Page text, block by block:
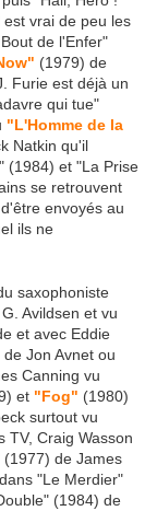
vrai de peu les
de l'Enfer"
(1979) de
Furie est déjà un
qui tue"
"L'Homme de la
Natkin qu'il
(1984) et "La Prise
se retrouvent
envoyés au
ils ne
saxophoniste
Avildsen et vu
et avec Eddie
Jon Avnet ou
Canning vu
et "Fog" (1980)
surtout vu
TV, Craig Wasson
de James
"Le Merdier"
(1984) de